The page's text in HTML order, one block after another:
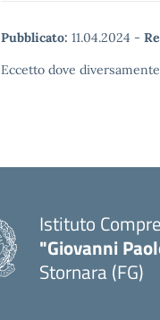
Pubblicato: 11.04.2024 -
Eccetto dove
Istituto
"Giovanni
Stornara (FG)